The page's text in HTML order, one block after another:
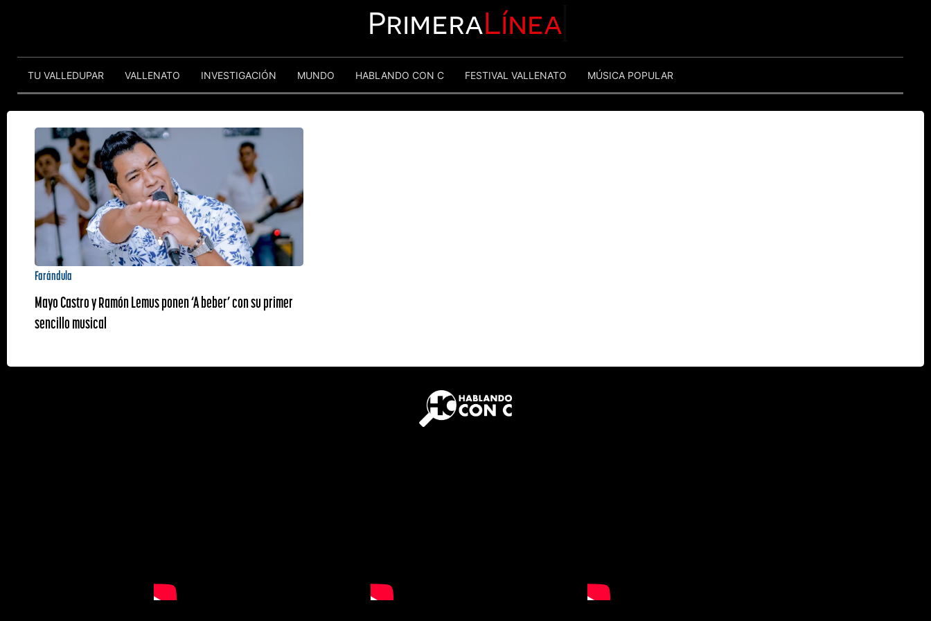
PrimeraLínea
TU VALLEDUPAR VALLENATO INVESTIGACIÓN MUNDO HABLANDO CON C FESTIVAL VALLENATO MÚSICA POPULAR
Farándula
Mayo Castro y Ramón Lemus ponen ‘A beber’ con su primer
sencillo musical